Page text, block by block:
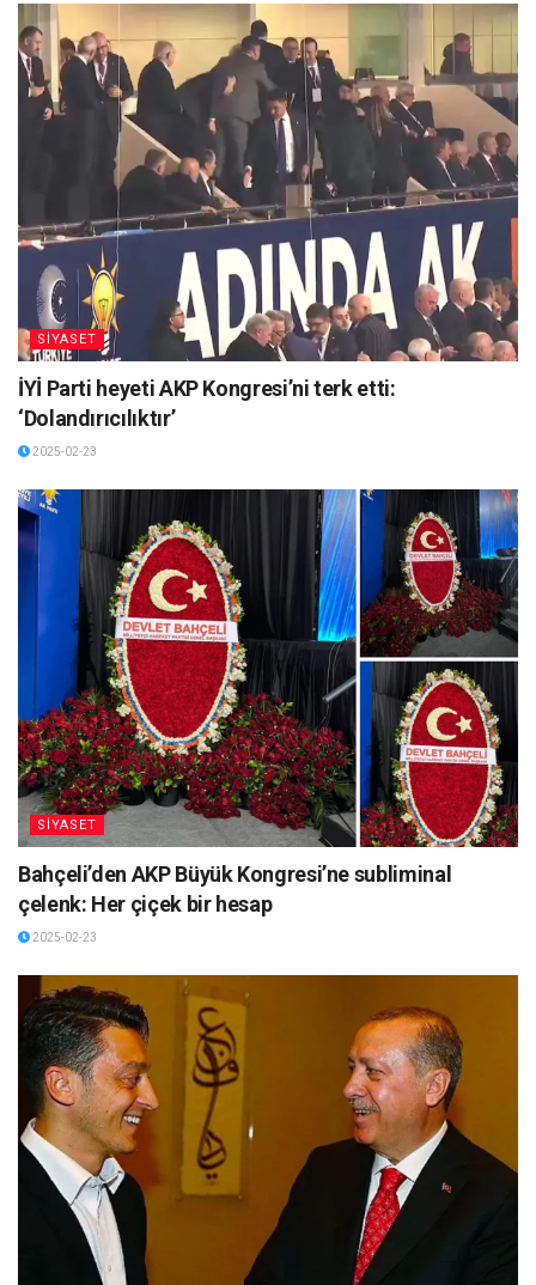
SİYASET
İYİ Parti heyeti AKP Kongresi’ni terk etti:
‘Dolandırıcılıktır’
2025-02-23
SİYASET
Bahçeli’den AKP Büyük Kongresi’ne subliminal
çelenk: Her çiçek bir hesap
2025-02-23